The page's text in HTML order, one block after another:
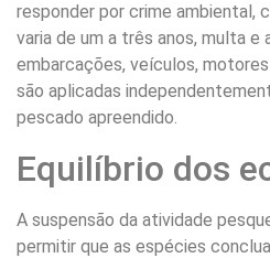
responder por crime ambiental,
varia de um a três anos, multa e
embarcações, veículos,
são aplicadas
pescado apreendido.
Equilíbrio dos
A suspensão da atividade
permitir que as espécies